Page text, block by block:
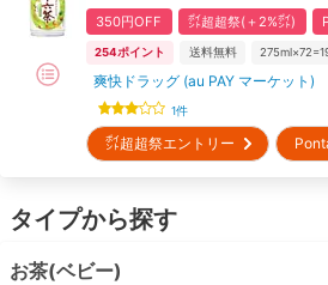
350円OFF ㌽超超祭(＋2%㌽)
254ポイント 送料無料
爽快ドラッグ (au PAY マーケット)
1件
㌽超超祭エントリー
タイプから探す
お茶(ベビー)